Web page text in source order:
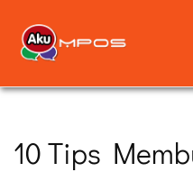
10 Tips